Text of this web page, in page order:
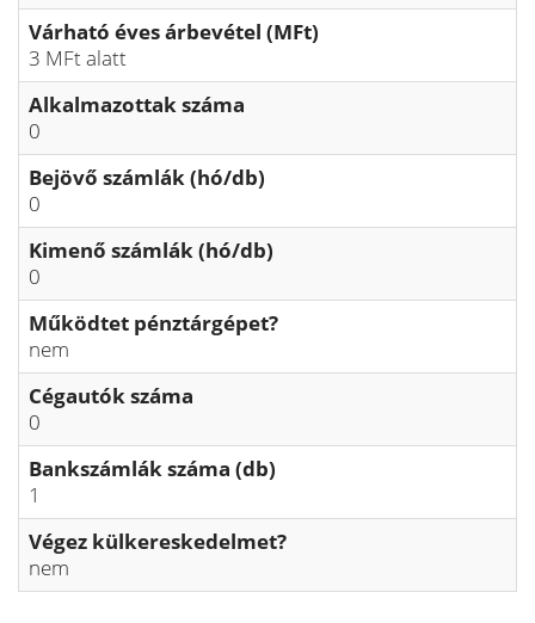
Várható éves árbevétel (MFt)
3 MFt alatt
Alkalmazottak száma
0
Bejövő számlák (hó/db)
0
Kimenő számlák (hó/db)
0
Működtet pénztárgépet?
nem
Cégautók száma
0
Bankszámlák száma (db)
1
Végez külkereskedelmet?
nem